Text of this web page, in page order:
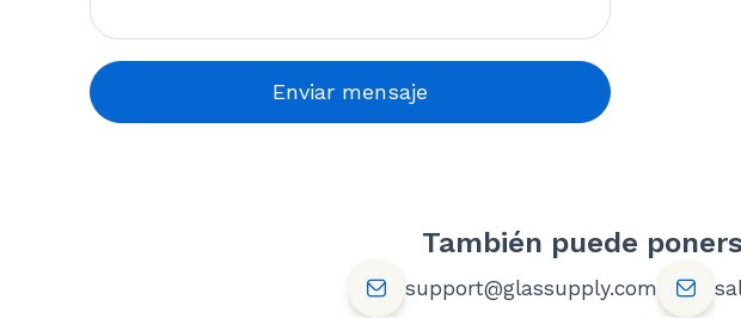
Enviar mensaje
También puede
support@glassupply.com